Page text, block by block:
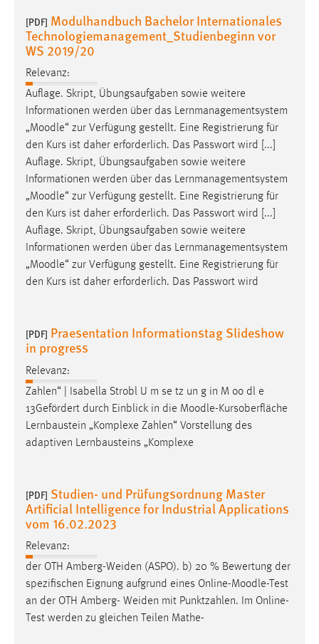
[PDF] Modulhandbuch Bachelor Internationales
Technologiemanagement_Studienbeginn vor
WS 2019/20
Relevanz:
Auflage. Skript, Übungsaufgaben sowie weitere
Informationen werden über das Lernmanagementsystem
„Moodle“ zur Verfügung gestellt. Eine Registrierung für
den Kurs ist daher erforderlich. Das Passwort wird [...]
Auflage. Skript, Übungsaufgaben sowie weitere
Informationen werden über das Lernmanagementsystem
„Moodle“ zur Verfügung gestellt. Eine Registrierung für
den Kurs ist daher erforderlich. Das Passwort wird [...]
Auflage. Skript, Übungsaufgaben sowie weitere
Informationen werden über das Lernmanagementsystem
„Moodle“ zur Verfügung gestellt. Eine Registrierung für
den Kurs ist daher erforderlich. Das Passwort wird
[PDF] Praesentation Informationstag Slideshow
in progress
Relevanz:
Zahlen“ | Isabella Strobl U m se tz un g in M oo dl e
13Gefördert durch Einblick in die Moodle-Kursoberfläche
Lernbaustein „Komplexe Zahlen“ Vorstellung des
adaptiven Lernbausteins „Komplexe
[PDF] Studien- und Prüfungsordnung Master
Artificial Intelligence for Industrial Applications
vom 16.02.2023
Relevanz:
der OTH Amberg-Weiden (ASPO). b) 20 % Bewertung der
spezifischen Eignung aufgrund eines Online-Moodle-Test
an der OTH Amberg- Weiden mit Punktzahlen. Im Online-
Test werden zu gleichen Teilen Mathe-